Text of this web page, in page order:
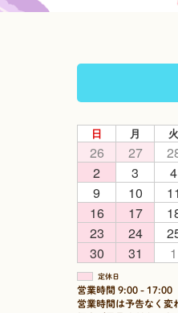
日 月 火
26 27
2
3 4
9
10 11
16
17
23
24
30
31 1
定休日
営業時間 9:00 - 17:00
営業時間は予告なく変